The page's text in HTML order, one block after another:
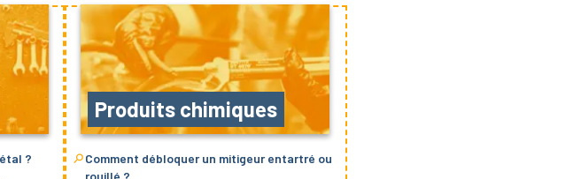
?
Produits chimiques
Comment débloquer un mitigeur entartré ou
rouillé ?